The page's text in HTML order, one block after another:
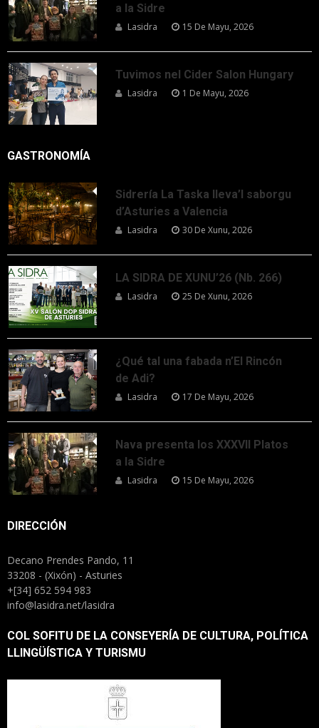
a la Sidre
Lasidra 15 De Mayu, 2026
Tuvimos nel Cider Salon Hungary
Lasidra 1 De Mayu, 2026
GASTRONOMÍA
Sidrería La Taska lleva’l saborgu
d’Asturies a Valencia
Lasidra 30 De Xunu, 2026
LA SIDRA DE XUNU’26 (Nb. 266)
Lasidra 25 De Xunu, 2026
¿Qué tal una fabada n’El Rincón
de Adi?
Lasidra 17 De Mayu, 2026
Nava presenta los XXXVII Platos
a la Sidre
Lasidra 15 De Mayu, 2026
DIRECCIÓN
Decano Prendes Pando, 11
33208 - (Xixón) - Asturies
+[34] 652 594 983
info@lasidra.net/lasidra
COL SOFITU DE LA CONSEYERÍA DE CULTURA, POLÍTICA
LLINGÜÍSTICA Y TURISMU